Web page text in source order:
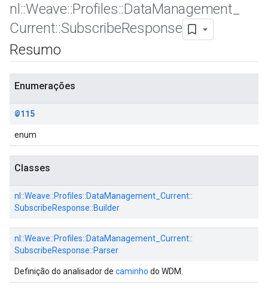
nl ::Weave::Profiles::DataManagement
Current::SubscribeResponse
Resumo
Enumerações
@115
enum
Classes
nl::Weave::Profiles::DataManagement_Current::
SubscribeResponse::Builder
nl::Weave::Profiles::DataManagement_Current::
SubscribeResponse::Parser
Definição do analisador de caminho do WDM.